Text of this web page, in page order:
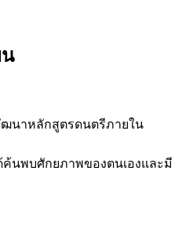
ฒนาหลักสูตรดนตรีภายใน
นพบศักยภาพของตนเองและมี